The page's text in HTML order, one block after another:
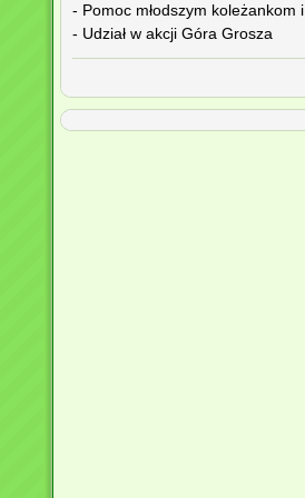
- Pomoc młodszym koleżankom
- Udział w akcji Góra Grosza